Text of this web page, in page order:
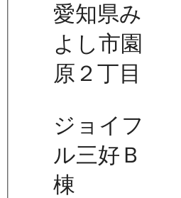
愛知県み
よし市園
原２丁目
ジョイフ
ル三好Ｂ
棟